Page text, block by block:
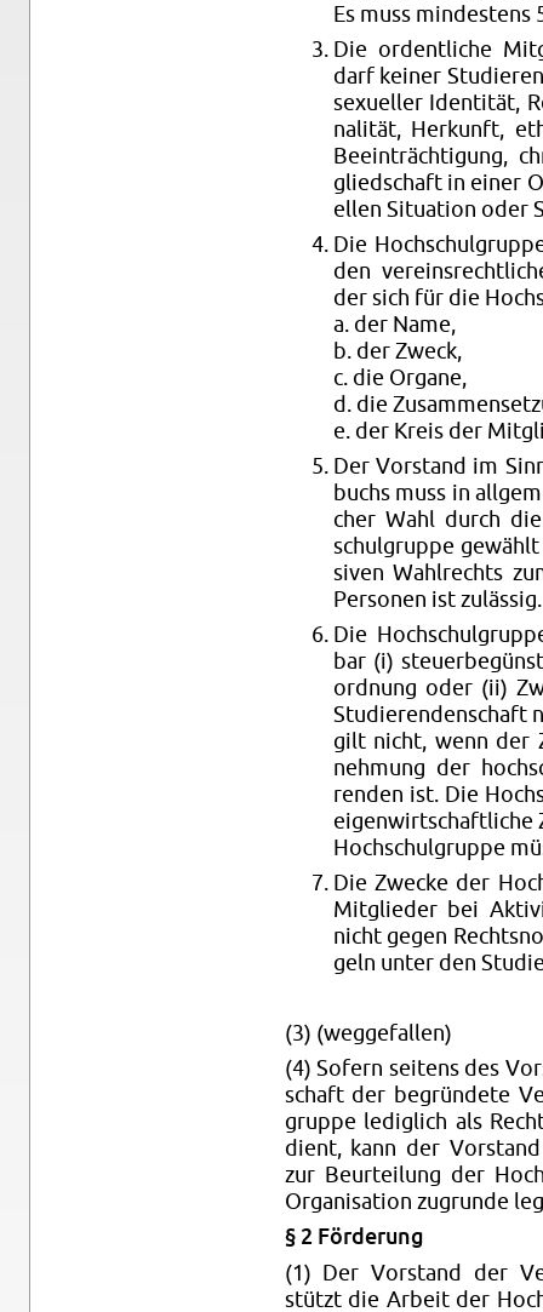
Es muss
Die or­dent­li­che
darf kei­ner
se­xu­el­ler Iden­ti­tät,
na­li­tät, Her­kunft,
Be­ein­träch­ti­gung,
glied­schaft in einer
el­len Si­tua­ti­on oder
Die
den
der sich für die
a. der Name,
b. der Zweck,
c. die Or­ga­ne,
d. die
e. der Kreis der
Der Vor­stand im
buchs muss in
cher Wahl durch
schul­grup­pe
si­ven Wahl­rechts
Per­so­nen ist zu­läs­sig.
Die
bar (i)
ord­nung oder (ii)
Stu­die­ren­den­schaft
gilt nicht, wenn der
neh­mung der
ren­den ist. Die
ei­gen­wirt­schaft­li­che
Hoch­schul­grup­pe
Die Zwe­cke der
Mit­glie­der bei
nicht gegen
geln unter den
(3) (weg­ge­fal­len)
(4) So­fern sei­tens des
schaft der be­grün­de­te
grup­pe le­dig­lich als
dient, kann der
zur Be­ur­tei­lung der
Or­ga­ni­sa­ti­on zu­grun­de
§ 2 För­de­rung
(1) Der Vor­stand der
stützt die Ar­beit der